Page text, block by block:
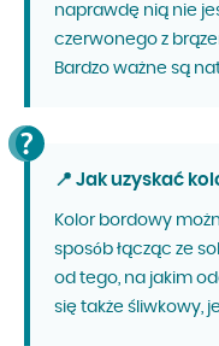
naprawdę nią nie
czerwonego z
Bardzo ważne są
📍 Jak uzyskać
Kolor bordowy
sposób łącząc ze
od tego, na jakim
się także śliwkowy,